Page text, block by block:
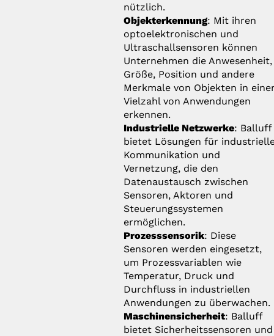
nützlich.
Objekterkennung: Mit ihren
optoelektronischen und
Ultraschallsensoren können
Unternehmen die Anwesenheit,
Größe, Position und andere
Merkmale von Objekten in
Vielzahl von Anwendungen
erkennen.
Industrielle Netzwerke: Balluff
bietet Lösungen für
Kommunikation und
Vernetzung, die den
Datenaustausch zwischen
Sensoren, Aktoren und
Steuerungssystemen
ermöglichen.
Prozesssensorik: Diese
Sensoren werden eingesetzt,
um Prozessvariablen wie
Temperatur, Druck und
Durchfluss in industriellen
Anwendungen zu überwachen.
Maschinensicherheit: Balluff
bietet Sicherheitssensoren und